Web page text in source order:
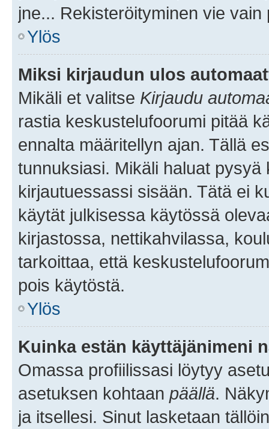
jne... Rekisteröityminen vie
Ylös
Miksi kirjaudun ulos
Mikäli et valitse Kirjaudu
rastia keskustelufoorumi pitää
ennalta määritellyn ajan. Tällä
tunnuksiasi. Mikäli haluat
kirjautuessassi sisään. Tätä ei
käytät julkisessa käytössä
kirjastossa, nettikahvilassa,
tarkoittaa, että
pois käytöstä.
Ylös
Kuinka estän käyttäjänimeni
Omassa profiilissasi löytyy
asetuksen kohtaan päällä.
ja itsellesi. Sinut lasketaan